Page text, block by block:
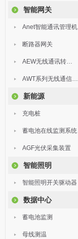
智能网关
Anet智能通讯管理机
断路器网关
AEW无线通讯转换器
AWT系列无线通信终端
新能源
充电桩
蓄电池在线监测系统
AGF光伏采集装置
智能照明
智能照明开关驱动器
数据中心
蓄电池监测
母线测温